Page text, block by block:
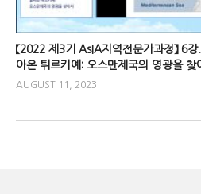
【2022 제3기 AsIA지역전문가과정】 6
아온 튀르키예: 오스만제국의 영광을 찾
AUGUST 11, 2023